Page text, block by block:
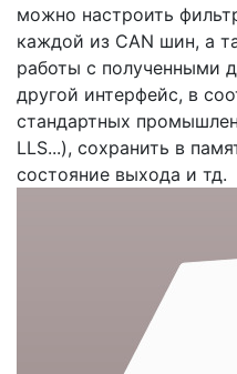
можно настроить
каждой из CAN шин, а
работы с полученными
другой интерфейс, в
стандартных
LLS...), сохранить в
состояние выхода и тд.